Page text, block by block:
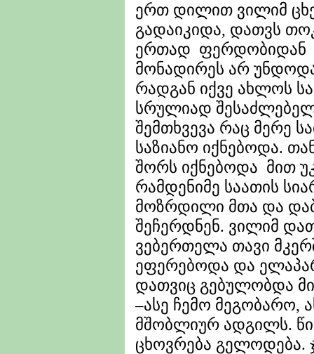
ერთ დილით ვილიმ
გადაიკიდა, დათვს
ერთად ფერდობიდან
მონადირეს არ
რადგან იქვე ახლოს
სრულიად
შემთხვევა რაც მერე
საზიანო იქნებოდა.
შორს იქნებოდა მით
რამდენიმე საათის
მოზრდილი მთა და
შეჩერდნენ. ვილიმ
ვებერთელა თავი
ეფერებოდა და
დათვიც გებულობდა
–ასე ჩემო მეგობარო,
მშობლიურ ადგილს.
ცხოვრება გელოდება.